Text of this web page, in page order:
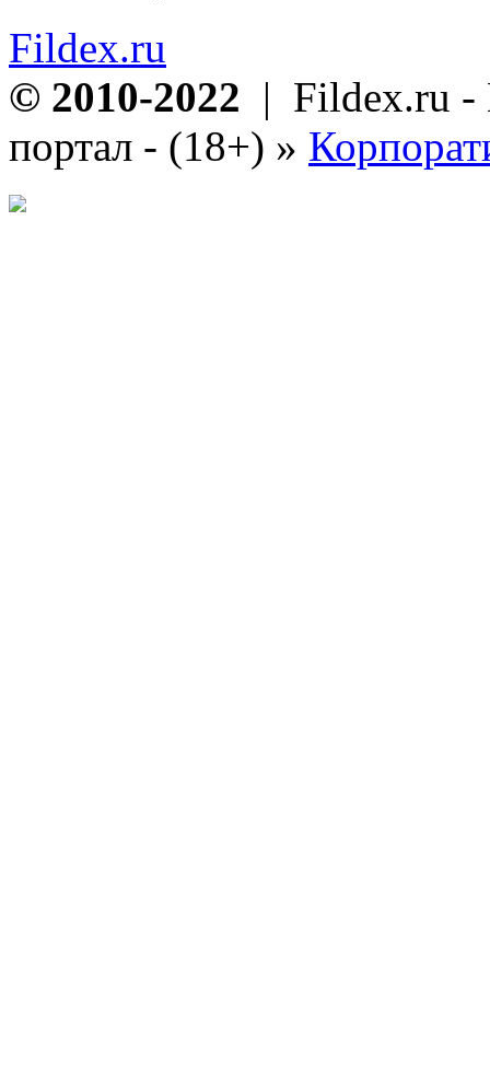
Fildex.ru
© 2010-2022 | Fildex.ru -
портал - (18+) »